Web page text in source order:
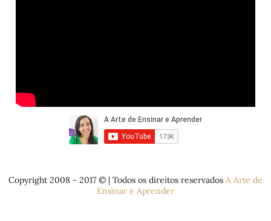
Copyright 2008 - 2017 © | Todos os direitos reservados A Arte de
Ensinar e Aprender